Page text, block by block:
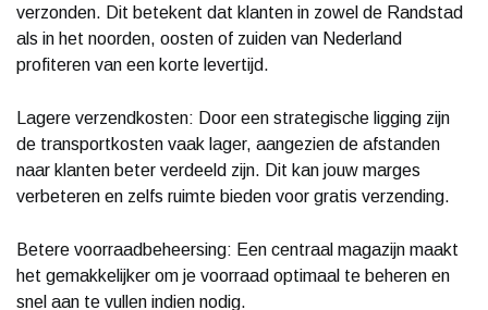
verzonden. Dit betekent dat klanten in zowel de Randstad
als in het noorden, oosten of zuiden van Nederland
profiteren van een korte levertijd.
Lagere verzendkosten: Door een strategische ligging zijn
de transportkosten vaak lager, aangezien de afstanden
naar klanten beter verdeeld zijn. Dit kan jouw marges
verbeteren en zelfs ruimte bieden voor gratis verzending.
Betere voorraadbeheersing: Een centraal magazijn maakt
het gemakkelijker om je voorraad optimaal te beheren en
snel aan te vullen indien nodig.